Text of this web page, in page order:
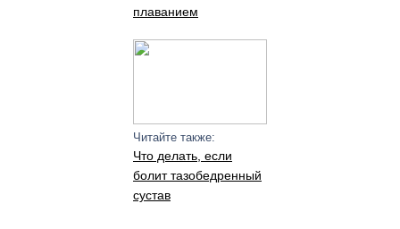
плаванием
Читайте также:
Что делать, если
болит тазобедренный
сустав